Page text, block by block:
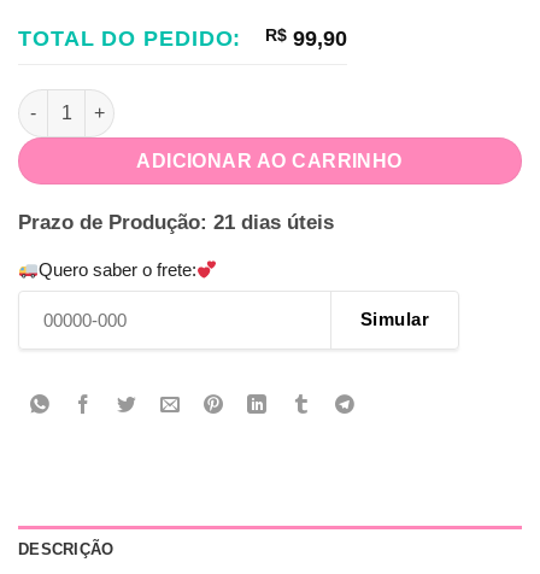
TOTAL DO PEDIDO: R$ 99,90
Kit Festa Na Caixa Bruxinha quantidade
ADICIONAR AO CARRINHO
Prazo de Produção: 21 dias úteis
Quero saber o frete:
Simular
DESCRIÇÃO